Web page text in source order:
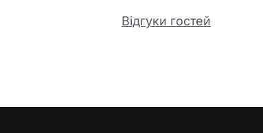
Відгуки гостей